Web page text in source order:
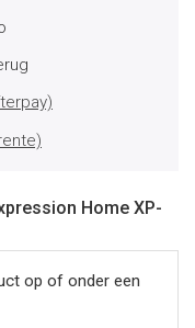
Home XP-
op of onder een